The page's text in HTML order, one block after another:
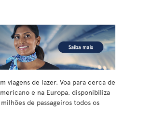
viagens de lazer. Voa para cerca de
e na Europa, disponibiliza
de passageiros todos os